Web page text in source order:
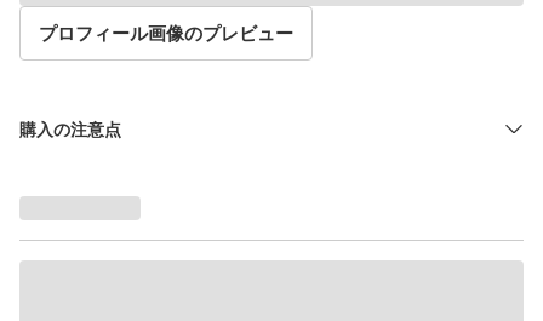
プロフィール画像のプレビュー
購入の注意点